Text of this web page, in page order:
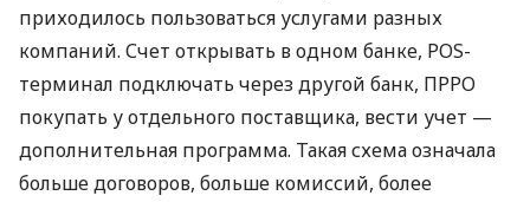
приходилось пользоваться услугами разных
компаний. Счет открывать в одном банке, POS-
терминал подключать через другой банк, ПРРО
покупать у отдельного поставщика, вести учет —
дополнительная программа. Такая схема означала
больше договоров, больше комиссий, более